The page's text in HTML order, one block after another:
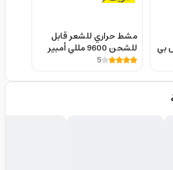
بي
مشط حراري للشعر قابل
للشحن 9600 مللي أمبير
Hair Straightener Brush
5